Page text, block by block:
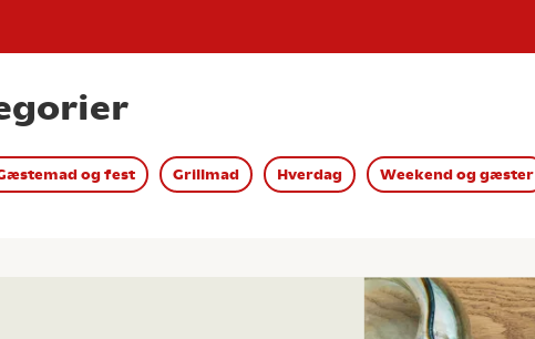
og fest Grillmad Hverdag Weekend og gæster